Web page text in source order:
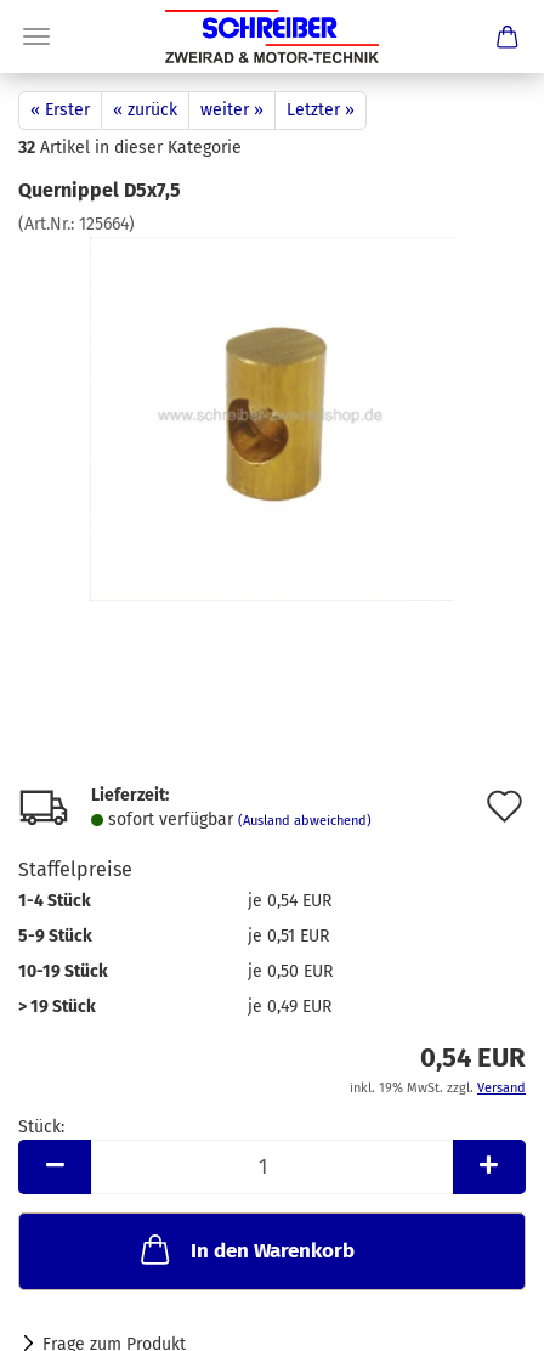
« Erster « zurück weiter »
Letzter »
32 Artikel in dieser Kategorie
Quernippel D5x7,5
(Art.Nr.: 125664)
Lieferzeit:
sofort verfügbar (Ausland abweichend)
Staffelpreise
1-4 Stück
je 0,54 EUR
5-9 Stück
je 0,51 EUR
10-19 Stück
je 0,50 EUR
> 19 Stück
je 0,49 EUR
0,54 EUR
inkl. 19% MwSt. zzgl. Versand
Stück:
Stück
In den Warenkorb
Frage zum Produkt